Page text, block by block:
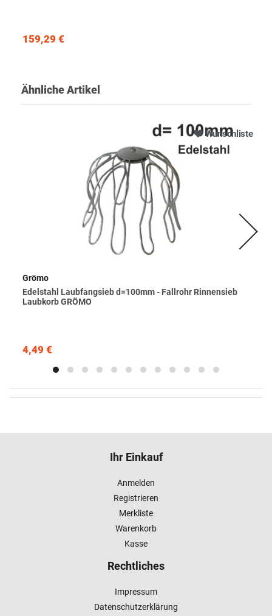
159,29 €
Ähnliche Artikel
Wunschliste
Grömo
Edelstahl Laubfangsieb d=100mm - Fallrohr Rinnensieb
Laubkorb GRÖMO
4,49 €
Ihr Einkauf
Anmelden
Registrieren
Merkliste
Warenkorb
Kasse
Rechtliches
Impressum
Datenschutzerklärung